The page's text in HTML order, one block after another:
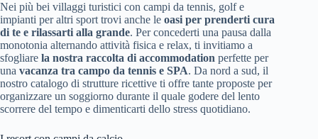
Nei più bei villaggi turistici con campi da tennis, golf e
impianti per altri sport trovi anche le oasi per prenderti cura
di te e rilassarti alla grande. Per concederti una pausa dalla
monotonia alternando attività fisica e relax, ti invitiamo a
sfogliare la nostra raccolta di accommodation perfette per
una vacanza tra campo da tennis e SPA. Da nord a sud, il
nostro catalogo di strutture ricettive ti offre tante proposte per
organizzare un soggiorno durante il quale godere del lento
scorrere del tempo e dimenticarti dello stress quotidiano.